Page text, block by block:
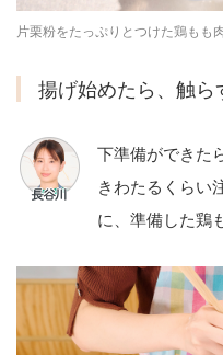
片栗粉をたっぷりとつけた鶏もも
揚げ始めたら、触ら
下準備ができた
きわたるくらい
に、準備した鶏